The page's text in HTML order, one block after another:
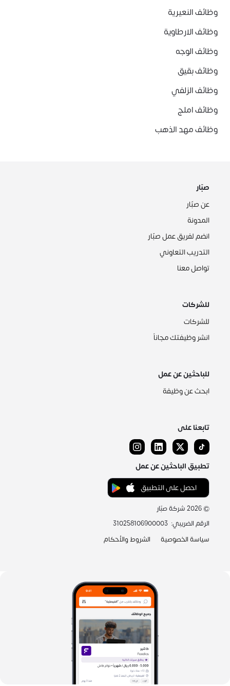
وظائف النعيرية
وظائف الارطاوية
وظائف الوجه
وظائف بقيق
وظائف الزلفي
وظائف املج
وظائف مهد الذهب
صبّار
عن صبّار
المدونة
انضم لفريق عمل صبّار
التدريب التعاوني
تواصل معنا
للشركات
للشركات
انشر وظيفتك مجاناً
للباحثين عن عمل
ابحث عن وظيفة
تابعنا على
تطبيق الباحثين عن عمل
احصل على التطبيق
©
2026شركة صبّار
الرقم الضريبي:
310258106900003
سياسة الخصوصية
الشروط والأحكام